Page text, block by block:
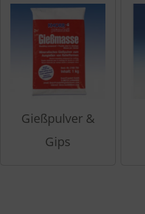
Gießpulver &
Gips